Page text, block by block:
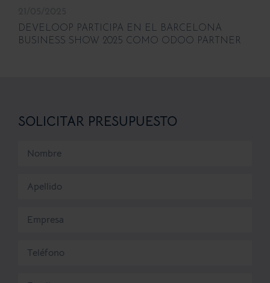
DEVELOOP PARTICIPA EN EL BARCELONA
BUSINESS SHOW 2025 COMO ODOO PARTNER
SOLICITAR PRESUPUESTO